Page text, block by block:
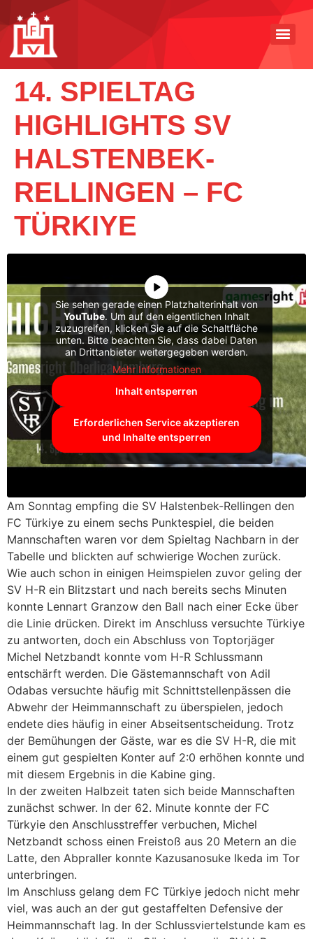
14. SPIELTAG
HIGHLIGHTS SV
HALSTENBEK-
RELLINGEN – FC
TÜRKIYE
Sie sehen gerade einen Platzhalterinhalt von
YouTube. Um auf den eigentlichen Inhalt
zuzugreifen, klicken Sie auf die Schaltfläche
unten. Bitte beachten Sie, dass dabei Daten
an Drittanbieter weitergegeben werden.
Mehr Informationen
Inhalt entsperren
Erforderlichen Service akzeptieren
und Inhalte entsperren
Am Sonntag empfing die SV Halstenbek-Rellingen den
FC Türkiye zu einem sechs Punktespiel, die beiden
Mannschaften waren vor dem Spieltag Nachbarn in der
Tabelle und blickten auf schwierige Wochen zurück.
Wie auch schon in einigen Heimspielen zuvor geling der
SV H-R ein Blitzstart und nach bereits sechs Minuten
konnte Lennart Granzow den Ball nach einer Ecke über
die Linie drücken. Direkt im Anschluss versuchte Türkiye
zu antworten, doch ein Abschluss von Toptorjäger
Michel Netzbandt konnte vom H-R Schlussmann
entschärft werden. Die Gästemannschaft von Adil
Odabas versuchte häufig mit Schnittstellenpässen die
Abwehr der Heimmannschaft zu überspielen, jedoch
endete dies häufig in einer Abseitsentscheidung. Trotz
der Bemühungen der Gäste, war es die SV H-R, die mit
einem gut gespielten Konter auf 2:0 erhöhen konnte und
mit diesem Ergebnis in die Kabine ging.
In der zweiten Halbzeit taten sich beide Mannschaften
zunächst schwer. In der 62. Minute konnte der FC
Türkyie den Anschlusstreffer verbuchen, Michel
Netzbandt schoss einen Freistoß aus 20 Metern an die
Latte, den Abpraller konnte Kazusanosuke Ikeda im Tor
unterbringen.
Im Anschluss gelang dem FC Türkiye jedoch nicht mehr
viel, was auch an der gut gestaffelten Defensive der
Heimmannschaft lag. In der Schlussviertelstunde kam es